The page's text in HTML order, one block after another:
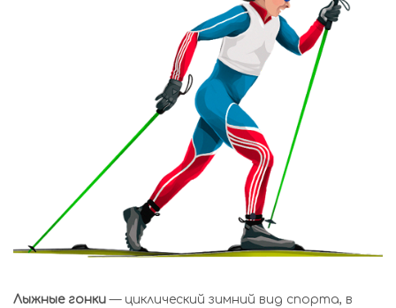
Лыжные гонки— циклический зимний вид спорта, в